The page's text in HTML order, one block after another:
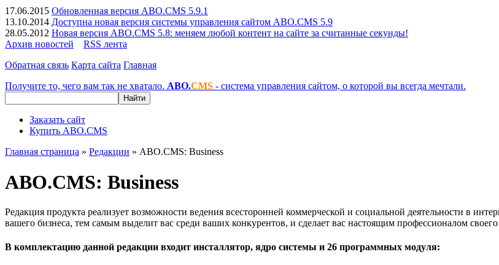
17.06.2015 Обновленная версия ABO.CMS 5.9.1
13.10.2014 Доступна новая версия системы управления сайтом ABO.CMS 5.9
28.05.2012 Новая версия ABO.CMS 5.8: меняем любой контент на сайте за считанные секунды!
Архив новостей
RSS лента
Обратная связь Карта сайта Главная
Получите то, чего вам так не хватало. ABO.CMS - система управления сайтом, о которой вы всегда мечтали.
Найти
Заказать сайт
Купить ABO.CMS
Главная страница » Редакции » ABO.CMS: Business
ABO.CMS: Business
Редакция продукта реализует возможности ведения всесторонней коммерческой и социальной деятельности в
вашего бизнеса, тем самым выделит вас среди ваших конкурентов, и сделает вас настоящим профессионалом
В комплектацию данной редакции входит инсталлятор, ядро системы и 26 программных модуля: